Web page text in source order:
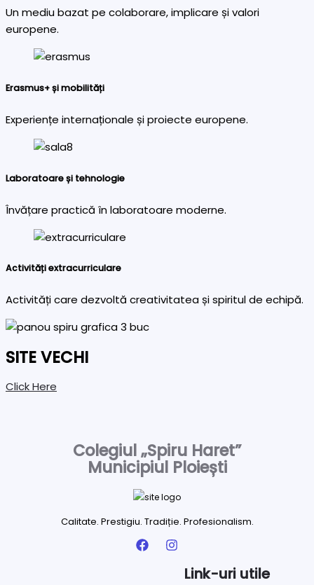
Un mediu bazat pe colaborare, implicare și valori
europene.
Erasmus+ și mobilități
Experiențe internaționale și proiecte europene.
Laboratoare și tehnologie
Învățare practică în laboratoare moderne.
Activități extracurriculare
Activități care dezvoltă creativitatea și spiritul de echipă.
SITE VECHI
Click Here
Colegiul „Spiru Haret”
Municipiul Ploiești
Calitate. Prestigiu. Tradiție. Profesionalism.
Link-uri utile